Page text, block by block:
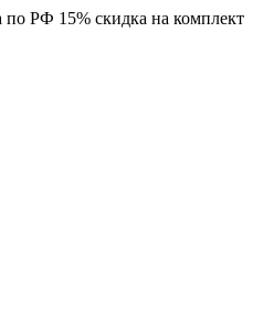
по РФ 15% скидка на комплект